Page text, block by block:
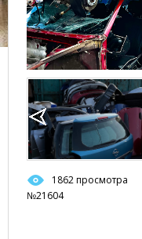
1862 просмотра
№21604